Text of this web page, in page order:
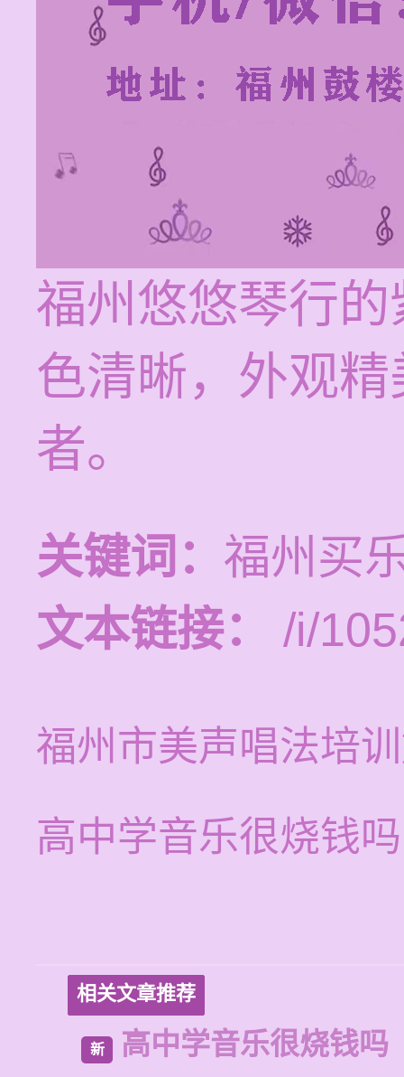
福州悠悠琴行
色清晰，外观
者。
关键词： 福州买
文本链接：
/i/
福州市美声唱法培
高中学音乐很烧钱吗
相关文章推荐
新 高中学音乐很烧钱吗